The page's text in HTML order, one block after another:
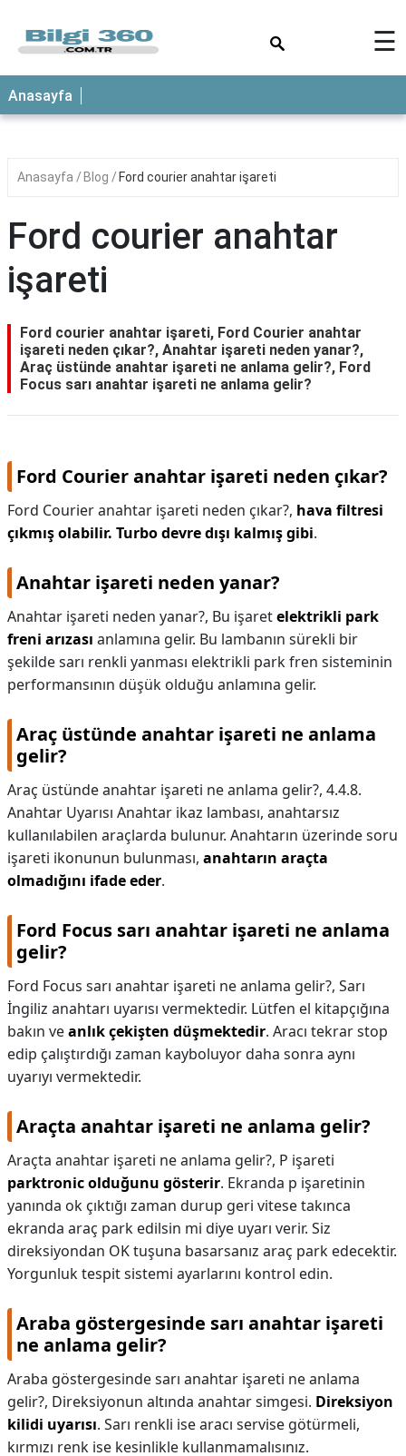
ANASAYFA
☰
Anasayfa
Anasayfa Blog Ford courier anahtar işareti
Ford courier anahtar
işareti
Ford courier anahtar işareti, Ford Courier anahtar
işareti neden çıkar?, Anahtar işareti neden yanar?,
Araç üstünde anahtar işareti ne anlama gelir?, Ford
Focus sarı anahtar işareti ne anlama gelir?
Ford Courier anahtar işareti neden çıkar?
Ford Courier anahtar işareti neden çıkar?, hava filtresi
çıkmış olabilir. Turbo devre dışı kalmış gibi.
Anahtar işareti neden yanar?
Anahtar işareti neden yanar?, Bu işaretelektrikli park
freni arızası anlamına gelir. Bu lambanın sürekli bir
şekilde sarı renkli yanması elektrikli park fren sisteminin
performansının düşük olduğu anlamına gelir.
Araç üstünde anahtar işareti ne anlama
gelir?
Araç üstünde anahtar işareti ne anlama gelir?, 4.4.8.
Anahtar Uyarısı Anahtar ikaz lambası, anahtarsız
kullanılabilen araçlarda bulunur. Anahtarın üzerinde soru
işareti ikonunun bulunması, anahtarın araçta
olmadığını ifade eder.
Ford Focus sarı anahtar işareti ne anlama
gelir?
Ford Focus sarı anahtar işareti ne anlama gelir?, Sarı
İngiliz anahtarı uyarısı vermektedir. Lütfen el kitapçığına
bakın veanlık çekişten düşmektedir. Aracı tekrar stop
edip çalıştırdığı zaman kayboluyor daha sonra aynı
uyarıyı vermektedir.
Araçta anahtar işareti ne anlama gelir?
Araçta anahtar işareti ne anlama gelir?, P işareti
parktronic olduğunu gösterir. Ekranda p işaretinin
yanında ok çıktığı zaman durup geri vitese takınca
ekranda araç park edilsin mi diye uyarı verir. Siz
direksiyondan OK tuşuna basarsanız araç park edecektir.
Yorgunluk tespit sistemi ayarlarını kontrol edin.
Araba göstergesinde sarı anahtar işareti
ne anlama gelir?
Araba göstergesinde sarı anahtar işareti ne anlama
gelir?, Direksiyonun altında anahtar simgesi. Direksiyon
kilidi uyarısı. Sarı renkli ise aracı servise götürmeli,
kırmızı renk ise kesinlikle kullanmamalısınız.